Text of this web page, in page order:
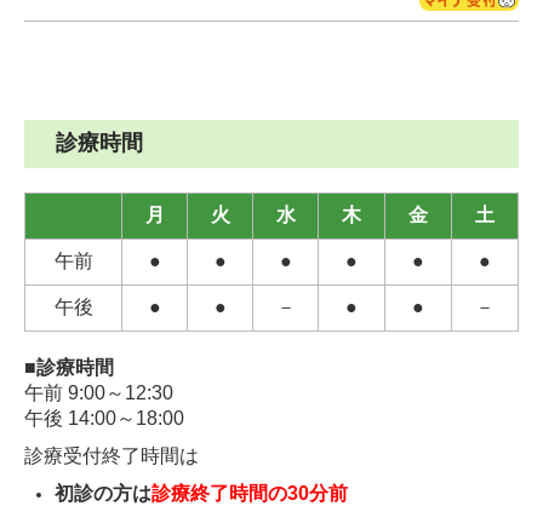
診療時間
月 火 水 木 金 土
午前 ● ● ● ● ● ●
午後 ● ● － ● ● －
■診療時間
午前 9:00～12:30
午後 14:00～18:00
診療受付終了時間は
初診の方は診療終了時間の30分前